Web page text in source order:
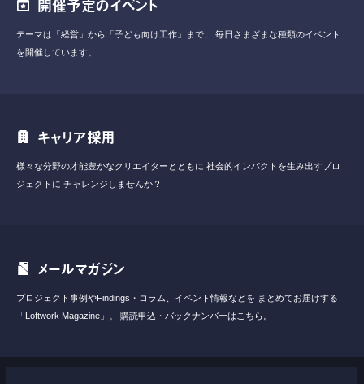
開催予定のイベント
テーマは「経営」から「子ども向け工作」まで、
毎日さまざまな種類のイベント
を開催しています。
キャリア採用
様々な分野の才能豊かなクリエイターとともに 社会的インパクトを生み出すプロ
ジェクトに チャレンジしませんか？
メールマガジン
プロジェクト事例やFindings・コラム、イベント情報などを まとめてお届けする
「Loftwork Magazine」。
購読申込・バックナンバーはこちら。